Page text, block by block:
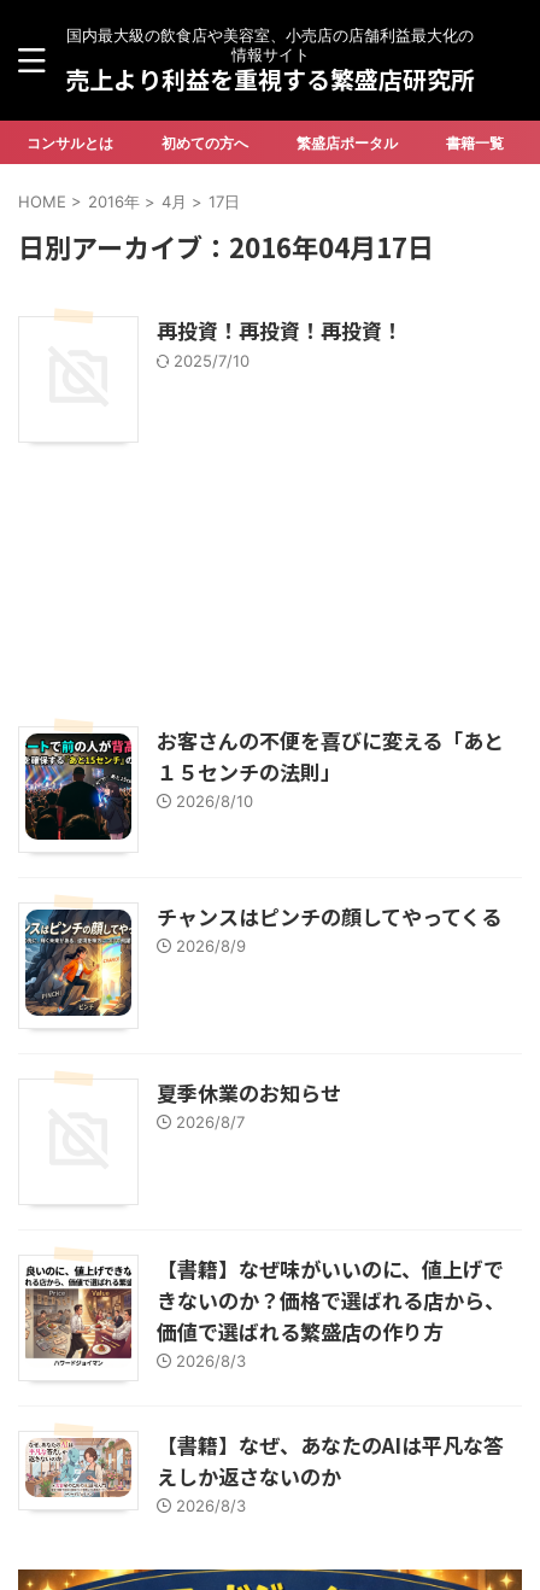
国内最大級の飲食店や美容室、小売店の店舗利益最大化の
情報サイト
売上より利益を重視する繁盛店研究所
コンサルとは 初めての方へ 繁盛店ポータル 書籍一覧
HOME > 2016年 > 4月 > 17日
日別アーカイブ：2016年04月17日
再投資！再投資！再投資！
2025/7/10
お客さんの不便を喜びに変える「あと
１５センチの法則」
2026/8/10
チャンスはピンチの顔してやってくる
2026/8/9
夏季休業のお知らせ
2026/8/7
【書籍】なぜ味がいいのに、値上げで
きないのか？価格で選ばれる店から、
価値で選ばれる繁盛店の作り方
2026/8/3
【書籍】なぜ、あなたのAIは平凡な答
えしか返さないのか
2026/8/3